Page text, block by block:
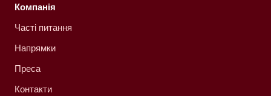
Компанія
Часті питання
Напрямки
Преса
Контакти